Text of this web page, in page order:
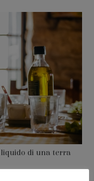
liquido di una terra